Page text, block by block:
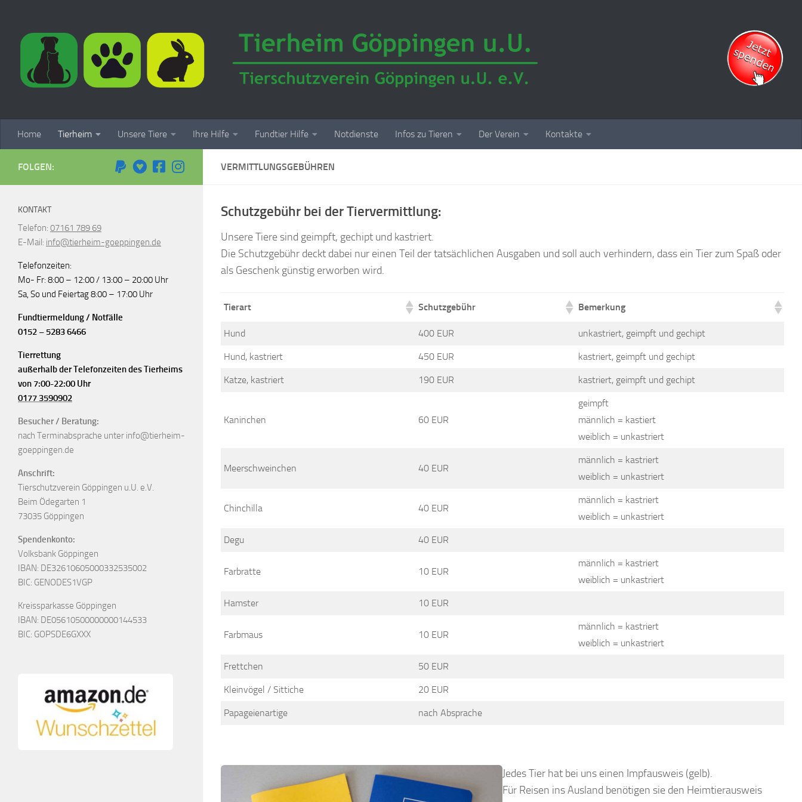
Home Tierheim Unsere Tiere Ihre Hilfe Fundtier Hilfe Notdienste Infos zu Tieren Der Verein Kontakte
VERMITTLUNGSGEBÜHREN
Schutzgebühr bei der Tiervermittlung:
Unsere Tiere sind geimpft, gechipt und kastriert.
Die Schutzgebühr deckt dabei nur einen Teil der tatsächlichen Ausgaben und soll auch verhindern, dass ein Tier zum Spaß oder
als Geschenk günstig erworben wird.
Tierart Schutzgebühr Bemerkung
Hund 400 EUR unkastriert, geimpft und gechipt
Hund, kastriert 450 EUR kastriert, geimpft und gechipt
Katze, kastriert 190 EUR kastriert, geimpft und gechipt
Kaninchen 60 EUR
geimpft
männlich = kastiert
weiblich = unkastriert
Meerschweinchen 40 EUR
männlich = kastriert
weiblich = unkastriert
Chinchilla 40 EUR
männlich = kastriert
weiblich = unkastriert
Degu 40 EUR
Farbratte 10 EUR
männlich = kastriert
weiblich = unkastriert
Hamster 10 EUR
Farbmaus 10 EUR
männlich = kastriert
weiblich = unkastriert
Frettchen 50 EUR
Kleinvögel / Sittiche 20 EUR
Papageienartige nach Absprache
Jedes Tier hat bei uns einen Impfausweis (gelb).
Für Reisen ins Ausland benötigen sie den Heimtierausweis
FOLGEN:
KONTAKT
Telefon: 07161 789 69
E-Mail: info@tierheim-goeppingen.de
Telefonzeiten:
Mo- Fr: 8:00 – 12:00 / 13:00 – 20:00 Uhr
Sa, So und Feiertag 8:00 – 17:00 Uhr
Fundtiermeldung / Notfälle
0152 – 5283 6466
Tierrettung
außerhalb der Telefonzeiten des Tierheims
von 7:00-22:00 Uhr
0177 3590902
Besucher / Beratung:
nach Terminabsprache unter info@tierheim-
goeppingen.de
Anschrift:
Tierschutzverein Göppingen u.U. e.V.
Beim Ödegarten 1
73035 Göppingen
Spendenkonto:
Volksbank Göppingen
IBAN: DE32610605000332535002
BIC: GENODES1VGP
Kreissparkasse Göppingen
IBAN: DE05610500000000144533
BIC: GOPSDE6GXXX